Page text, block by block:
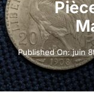
Published On: juin